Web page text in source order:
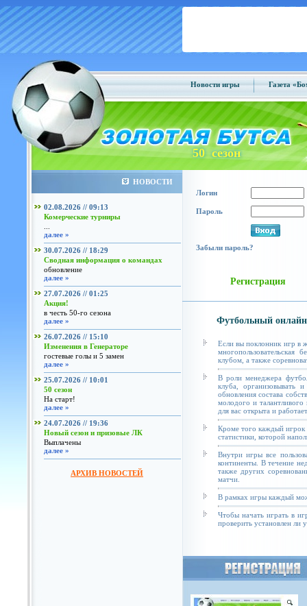
Новости игры Газета
50 сезон
НОВОСТИ
02.08.2026 // 09:13
Комерческие турниры
далее »
30.07.2026 // 18:29
Сводная информация о командах
обновление
далее »
27.07.2026 // 01:25
Акция!
в честь 50-го сезона
далее »
26.07.2026 // 15:10
Изменения в Генераторе
гостевые голы и 5 замен
далее »
25.07.2026 // 10:01
50 сезон
На старт!
далее »
24.07.2026 // 19:36
Новый сезон и призовые ЛК
Выплачены
далее »
АРХИВ НОВОСТЕЙ
Логин
Пароль
Забыли пароль?
Регистрация
Футбольный
Если вы поклонник игр в
клубом, а также
В роли менеджера
клуба, организовывать
обновления состава
молодого и талантливого
для вас открыта и
Кроме того каждый игрок
статистики, которой
Внутри игры все
континенты. В течение
также других
матчи.
В рамках игры каждый
Чтобы начать играть в
проверить установлен ли